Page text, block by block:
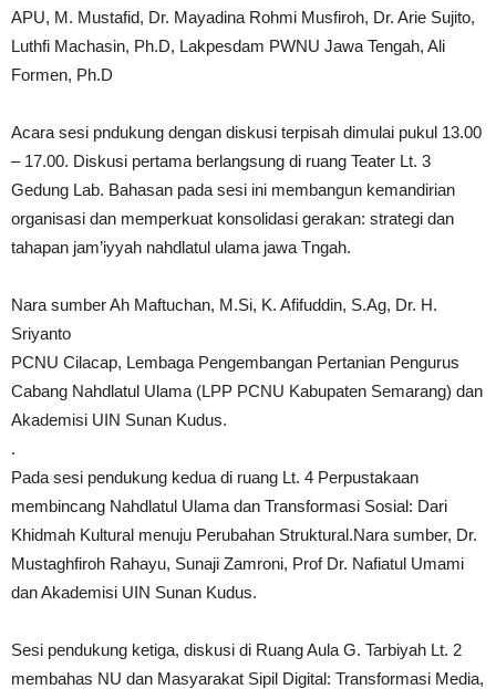
APU, M. Mustafid, Dr. Mayadina Rohmi Musfiroh, Dr. Arie Sujito,
Luthfi Machasin, Ph.D, Lakpesdam PWNU Jawa Tengah, Ali
Formen, Ph.D
Acara sesi pndukung dengan diskusi terpisah dimulai pukul 13.00
– 17.00. Diskusi pertama berlangsung di ruang Teater Lt. 3
Gedung Lab. Bahasan pada sesi ini membangun kemandirian
organisasi dan memperkuat konsolidasi gerakan: strategi dan
tahapan jam’iyyah nahdlatul ulama jawa Tngah.
Nara sumber Ah Maftuchan, M.Si, K. Afifuddin, S.Ag, Dr. H.
Sriyanto
PCNU Cilacap, Lembaga Pengembangan Pertanian Pengurus
Cabang Nahdlatul Ulama (LPP PCNU Kabupaten Semarang) dan
Akademisi UIN Sunan Kudus.
.
Pada sesi pendukung kedua di ruang Lt. 4 Perpustakaan
membincang Nahdlatul Ulama dan Transformasi Sosial: Dari
Khidmah Kultural menuju Perubahan Struktural.Nara sumber, Dr.
Mustaghfiroh Rahayu, Sunaji Zamroni, Prof Dr. Nafiatul Umami
dan Akademisi UIN Sunan Kudus.
Sesi pendukung ketiga, diskusi di Ruang Aula G. Tarbiyah Lt. 2
membahas NU dan Masyarakat Sipil Digital: Transformasi Media,